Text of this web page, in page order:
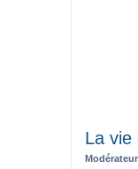
La vie